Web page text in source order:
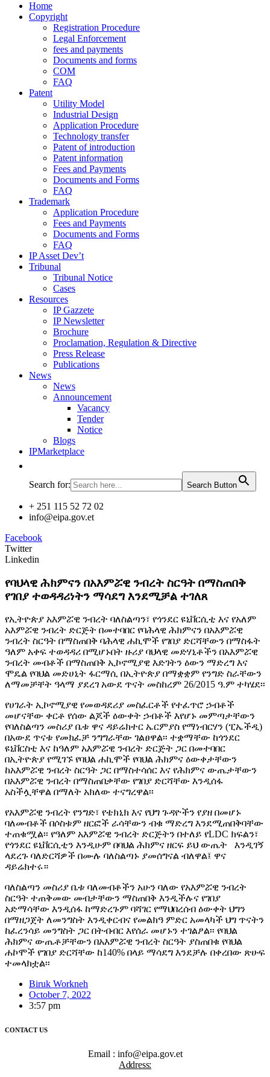
Home
Copyright
Registration Procedure
Legal Enforcement
fees and payments
Documents and forms
COM
FAQ
Patent
Utility Model
Industrial Design
Application Procedure
Technology transfer
Patent of introduction
Patent information
Fees and Payments
Documents and Forms
FAQ
Trademark
Application Procedure
Fees and Payments
Documents and Forms
FAQ
IP Asset Dev’t
Tribunal
Tribunal Notice
Cases
Resources
IP Gazzete
IP Newsletter
Brochure
Proclamation, Regulation & Directive
Press Release
Publications
News
News
Announcement
Vacancy
Tender
Notice
Blogs
IPMarketplace
Search for: Search Button
+ 251 115 52 72 02
info@eipa.gov.et
Facebook
Twitter
Linkedin
የባህላዊ ሕክምናን በአእምሯዊ ንብረት ስርዓት በማስጠበቅ
የገበያ ተወዳዳሪነትን ማሳደግ እንደሚቻል ተገለጸ
የኢትዮጵያ አእምሯዊ ንብረት ባለስልጣን፣ የጎንደር ዩኒቨርሲቲ እና የአለም
አእምሯዊ ንብረት ድርጅት በመተባበር የባሕላዊ ሕክምናን በአእምሯዊ
ንብረት ስርዓት በማስጠበቅ ባሕላዊ ሐኪሞች የገበያ ድርሻቸውን በማስፋት
ዓለም አቀፍ ተወዳዳሪ በሚሆኑበት ዙሪያ ባህላዊ መድሃኒቶችን በአእምሯዊ
ንብረት መብቶች በማስጠበቅ ኢኮኖሚያዊ እድገትን ዕውን ማድረግ እና
ሞዴል የባህል መድሀኒት ፋርማሲ በኢትዮጵያ በማቋቋም የንግድ ስራቸውን
ለማመቻቸት ዓላማ ያደረገ አውደ ጥናት መስከረም 26/2015 ዓ.ም ተካሄደ፡፡
የሀገራት ኢኮኖሚያዊ የመወዳደሪያ መስፈርቶች የተፈጥሮ ኃብቶች
መሆናቸው ቀርቶ የሰው ልጆች ዕውቀት ኃብቶች እየሆኑ መምጣታቸውን
የባለስልጣን መስሪያ ቤቱ ዋና ዳይሬክተር ኤርምያስ የማነብርሃን (ፒኤችዲ)
በአውደ ጥናቱ የመክፈቻ ንግግራቸው ገልፀዋል፡፡ ተቋማቸው ከጎንደር
ዩኒቨርስቲ እና ከዓለም አእምሯዊ ንብረት ድርጅት ጋር በመተባበር
በኢትዮጵያ የሚገኙ የባህል ሐኪሞች የባህል ሕክምና ዕውቀታቸውን
ከአእምሯዊ ንብረት ስርዓት ጋር በማስተሳሰር እና የሕክምና ውጤታቸውን
በአእምሯዊ ንብረት በማስጠበቃቸው የገበያ ድርሻቸው እንዲሰፋ
አስችሏቸዋል በማለት አክለው ተናግረዋል፡፡
የአእምሯዊ ንብረት የንግድ፣ የቴክኒክ እና የህግ ጉዳዮችን የያዘ በመሆኑ
ባለመብቶች በሶስቱም ዘርፎች ራሳቸውን ብቁ ማድረግ እንደሚጠበቅባቸው
ተጠቁሟል፡፡ የዓለም አእምሯዊ ንብረት ድርጅትን በተለይ የLDC ክፍልን፣
የጎንደር ዩኒቨርሲቲን እንዲሁም በባህል ሕክምና ዘርፍ ይህ ውጤት እንዲገኝ
ላደረጉ ባለድርሻዎች በሙሉ ባለስልጣኑ ያመሰግናል ብለዋል፤ ዋና
ዳይሬክተሩ።
ባለስልጣን መስሪያ ቤቱ ባለመብቶችን አሁን ባለው የአእምሯዊ ንብረት
ስርዓት ተጠቅመው መብታቸውን ማስጠበቅ እንዲችሉና የገበያ
አድማሳቸው እንዲሰፋ ከማድረጉም ባሻገር የማህበረሰብ ዕውቀት ህግን
በማዘጋጀት ለመንግስት እንዲቀርብና የመልክዓ ምድር አመላካች ህግ ጥናትን
ከፈረንሳይ መንግስት ጋር በትብብር እየሰራ መሆኑን ተገልፆል፡፡ የባህል
ሕክምና ውጤቶቻቸውን በአእምሯዊ ንብረት ስርዓት ያስጠበቁ የባህል
ሐኮሞች የገበያ ድርሻቸው ከ140% በላይ ማሳደግ እንደቻሉ በቀረበው ጽሁፍ
ተመላክቷል፡፡
Biruk Workneh
October 7, 2022
3:57 pm
CONTACT US
Email : info@eipa.gov.et
Address: